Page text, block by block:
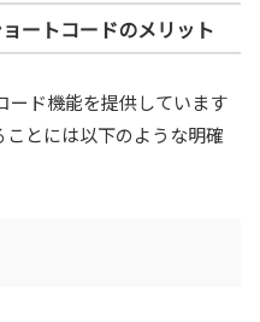
ートコードのメリット
ード機能を提供しています
ことには以下のような明確